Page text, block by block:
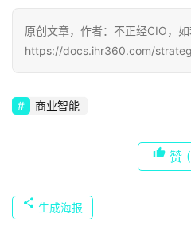
原创文章，作者：不正经CIO，如
https://docs.ihr360.com/
商业智能
赞
生成海报